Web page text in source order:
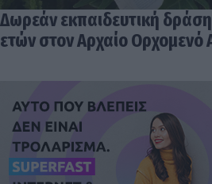
Δωρεάν εκπαιδευτική
ετών στον Αρχαίο Ορχομενό